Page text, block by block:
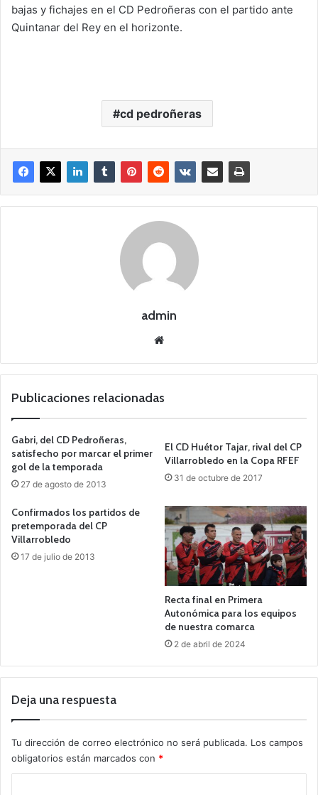
bajas y fichajes en el CD Pedroñeras con el partido ante
Quintanar del Rey en el horizonte.
cd pedroñeras
admin
we
Publicaciones relacionadas
Gabri, del CD Pedroñeras,
satisfecho por marcar el primer
gol de la temporada
27 de agosto de 2013
El CD Huétor Tajar, rival del CP
Villarrobledo en la Copa RFEF
31 de octubre de 2017
Confirmados los partidos de
pretemporada del CP
Villarrobledo
17 de julio de 2013
Recta final en Primera
Autonómica para los equipos
de nuestra comarca
2 de abril de 2024
Deja una respuesta
Tu dirección de correo electrónico no será publicada. Los campos
obligatorios están marcados con *